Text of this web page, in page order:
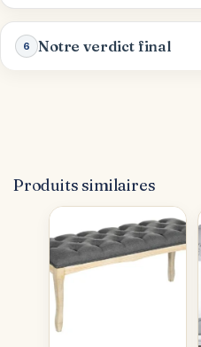
6 Notre verdict final
Produits similaires